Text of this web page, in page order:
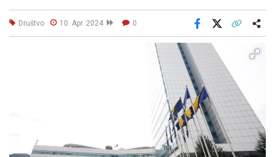
Društvo 10. Apr. 2024 0
Facebook